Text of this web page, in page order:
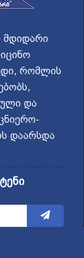
მდიდარი
რომლის
და
დაარსდა